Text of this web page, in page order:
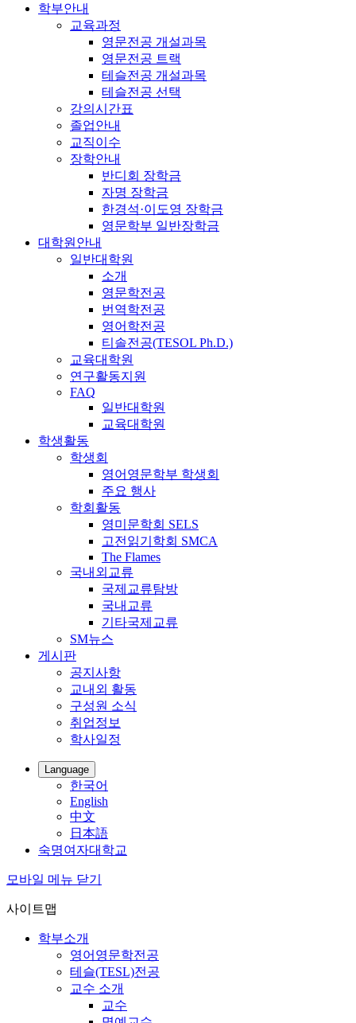
학부안내
교육과정
영문전공 개설과목
영문전공 트랙
테슬전공 개설과목
테슬전공 선택
강의시간표
졸업안내
교직이수
장학안내
반디회 장학금
자명 장학금
한경석·이도영 장학금
영문학부 일반장학금
대학원안내
일반대학원
소개
영문학전공
번역학전공
영어학전공
티솔전공(TESOL Ph.D.)
교육대학원
연구활동지원
FAQ
일반대학원
교육대학원
학생활동
학생회
영어영문학부 학생회
주요 행사
학회활동
영미문학회 SELS
고전읽기학회 SMCA
The Flames
국내외교류
국제교류탐방
국내교류
기타국제교류
SM뉴스
게시판
공지사항
교내외 활동
구성원 소식
취업정보
학사일정
Language
한국어
English
中文
日本語
숙명여자대학교
모바일 메뉴 닫기
사이트맵
학부소개
영어영문학전공
테슬(TESL)전공
교수 소개
교수